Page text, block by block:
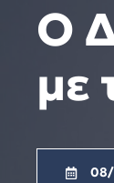
Ο
με